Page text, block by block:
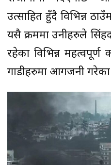
उत्साहित हुँदै विभिन्न
यसै क्रममा उनीहरुले
रहेका विभिन्न
गाडीहरुमा आगजनी गरेका